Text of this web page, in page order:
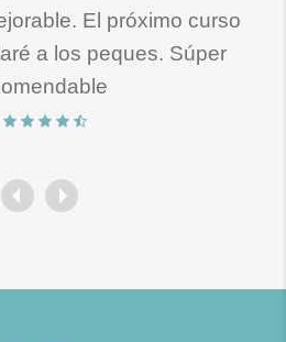
El próximo curso
a los peques. Súper